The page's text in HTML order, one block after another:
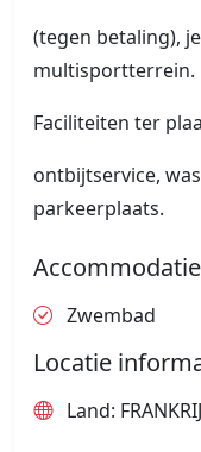
(tegen betaling),
multisportterrein.
Faciliteiten ter
ontbijtservice,
parkeerplaats.
Zwembad
Locatie
Land: